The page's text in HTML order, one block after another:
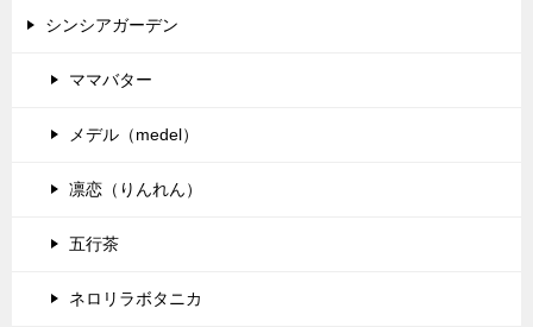
シンシアガーデン
ママバター
メデル（medel）
凛恋（りんれん）
五行茶
ネロリラボタニカ